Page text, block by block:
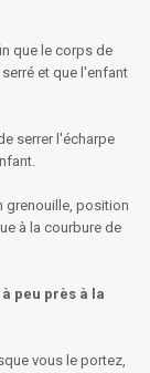
que le corps de
et que l'enfant
serrer l'écharpe
grenouille, position
à la courbure de
peu près à la
vous le portez,